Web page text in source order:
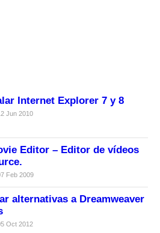
Internet Explorer 7 y 8
Jun 2010
Editor – Editor de vídeos
Feb 2009
alternativas a Dreamweaver
Oct 2012